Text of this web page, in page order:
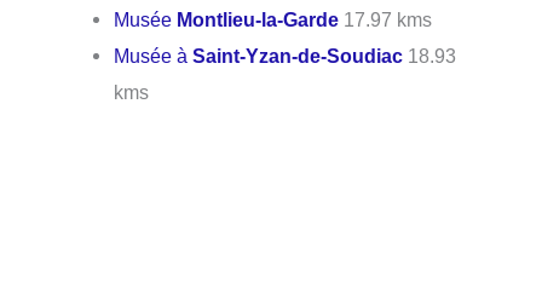
Musée Montlieu-la-Garde 17.97 kms
Musée àSaint-Yzan-de-Soudiac 18.93
kms